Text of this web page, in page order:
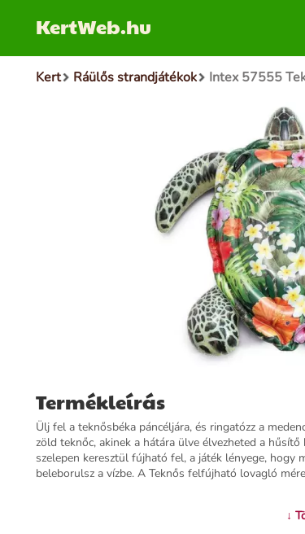
KertWeb.hu
Kert Ráülős strandjátékok Intex 57555
Termékleírás
Ülj fel a teknősbéka páncéljára, és ringatózz a
zöld teknőc, akinek a hátára ülve élvezheted a
szelepen keresztül fújható fel, a játék lényege,
beleborulsz a vízbe. A Teknős felfújható lovagló
↓